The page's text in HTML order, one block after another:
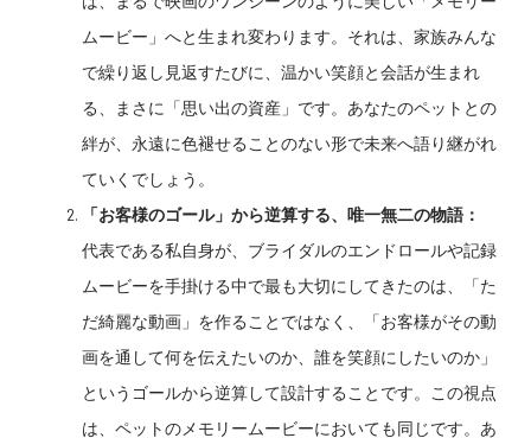
ムービー」へと生まれ変わります。それは、家族みんな
で繰り返し見返すたびに、温かい笑顔と会話が生まれ
る、まさに「思い出の資産」です。あなたのペットとの
絆が、永遠に色褪せることのない形で未来へ語り継がれ
ていくでしょう。
「お客様のゴール」から逆算する、唯一無二の物語：
代表である私自身が、ブライダルのエンドロールや記録
ムービーを手掛ける中で最も大切にしてきたのは、「た
だ綺麗な動画」を作ることではなく、「お客様がその動
画を通して何を伝えたいのか、誰を笑顔にしたいのか」
というゴールから逆算して設計することです。この視点
は、ペットのメモリームービーにおいても同じです。あ